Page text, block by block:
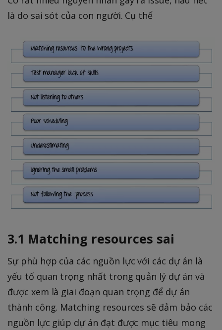
là do sai sót của con người. Cụ thể
3.1 Matching resources sai
Sự phù hợp của các nguồn lực với các dự án là
yếu tố quan trọng nhất trong quản lý dự án và
được xem là giai đoạn quan trọng để dự án
thành công. Matching resources sẽ đảm bảo các
nguồn lực giúp dự án đạt được mục tiêu mong